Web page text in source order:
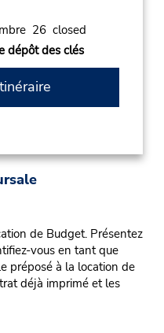
26 closed
dépôt des clés
de Budget. Présentez
vous en tant que
préposé à la location de
déjà imprimé et les